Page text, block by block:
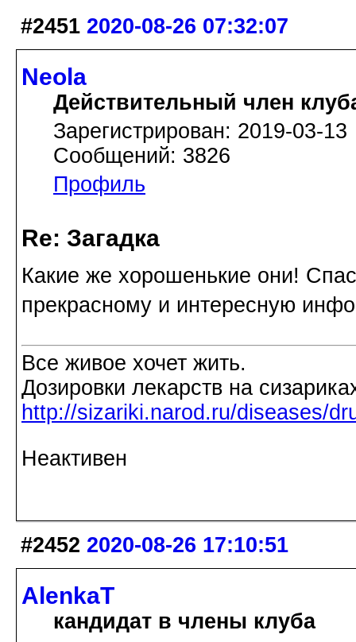
#2451 2020-08-26 07:32:07
Neola
Действительный член
Зарегистрирован: 2019-03-13
Сообщений: 3826
Профиль
Re: Загадка
Какие же хорошенькие они!
прекрасному и интересную
Все живое хочет жить.
Дозировки лекарств на
http://sizariki.narod.ru/diseases/
Неактивен
#2452 2020-08-26 17:10:51
AlenkaT
кандидат в члены клуба